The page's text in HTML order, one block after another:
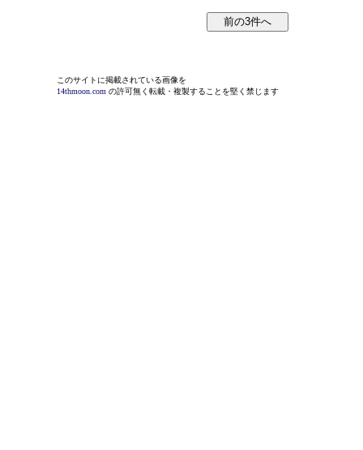
このサイトに掲載されている画像を
14thmoon.com の許可無く転載・複製することを堅く禁じます